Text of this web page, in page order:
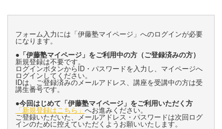
フォーム入力には「伊藤塾マイページ」へのログインが必要
になります。
●「伊藤塾マイページ」をご利用中の方（ご登録済みの方）
新規登録は不要です。
ログインボタンからID・パスワードを入力し、マイページへ
ログインしてください。
IDは、ご登録済みのメールアドレス、講座を受講中の方は受
講生番号です。
●今回はじめて「伊藤塾マイページ」をご利用いただく方
「新規登録はこちら」へお進みください。
ご登録いただいた、メールアドレス・パスワードは次回ログ
インのために控えていただくようお願いいたします。